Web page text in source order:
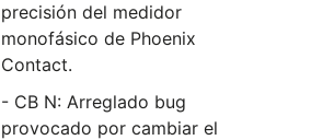
precisión del medidor
monofásico de Phoenix
Contact.
- CB N: Arreglado bug
provocado por cambiar el